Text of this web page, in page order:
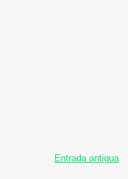
Entrada antigua